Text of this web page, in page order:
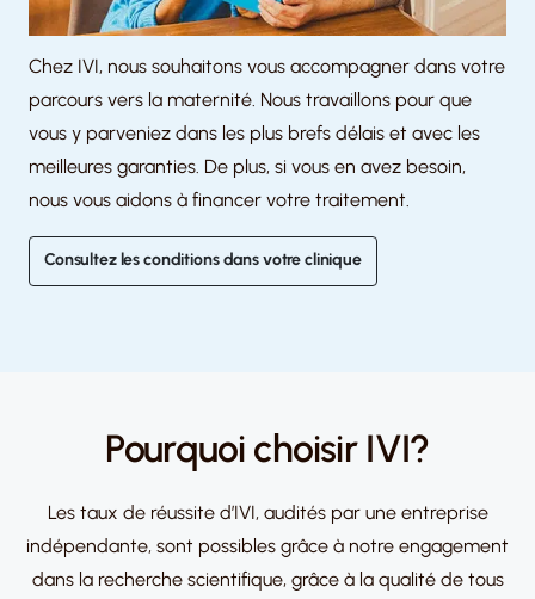
Chez IVI, nous souhaitons vous accompagner dans votre
parcours vers la maternité. Nous travaillons pour que
vous y parveniez dans les plus brefs délais et avec les
meilleures garanties. De plus, si vous en avez besoin,
nous vous aidons à financer votre traitement.
Consultez les conditions dans votre clinique
Pourquoi choisir IVI?
Les taux de réussite d’IVI, audités par une entreprise
indépendante, sont possibles grâce à notre engagement
dans la recherche scientifique, grâce à la qualité de tous